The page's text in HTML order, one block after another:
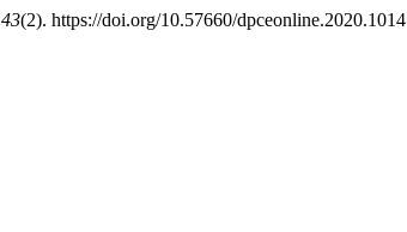
43(2). https://doi.org/10.57660/dpceonline.2020.1014